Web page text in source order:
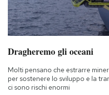
Dragheremo gli oceani
Molti pensano che estrarre
per sostenere lo sviluppo e la
ci sono rischi enormi